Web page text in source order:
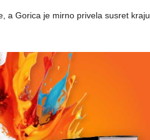
a Gorica je mirno privela susret kraju